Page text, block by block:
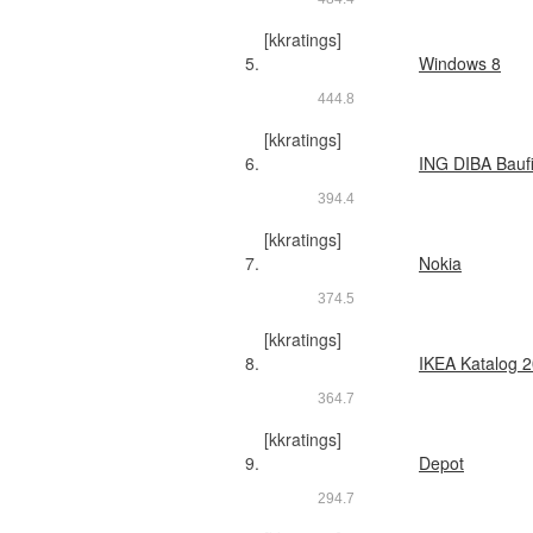
[kkratings]
Windows 8
444.8
[kkratings]
ING DIBA
394.4
[kkratings]
Nokia
374.5
[kkratings]
IKEA Katalog
364.7
[kkratings]
Depot
294.7